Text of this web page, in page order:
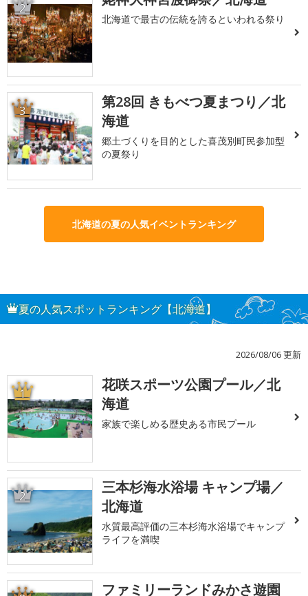
2
北海道で最古の伝統を誇るといわれる祭り
3
第28回 きもべつ夏まつり／北
海道
郷土づくりを目的とした喜茂別町民参加型
の夏祭り
北海道の夏の人気イベントランキング
夏の人気スポットランキング【北海道】
2026/08/06 更新
1
花咲スポーツ公園プール／北
海道
家族で楽しめる歴史ある市民プール
2
三本杉海水浴場 キャンプ場／
北海道
水質最高評価の三本杉海水浴場でキャンプ
ライフを満喫
ファミリーランドみかさ遊園